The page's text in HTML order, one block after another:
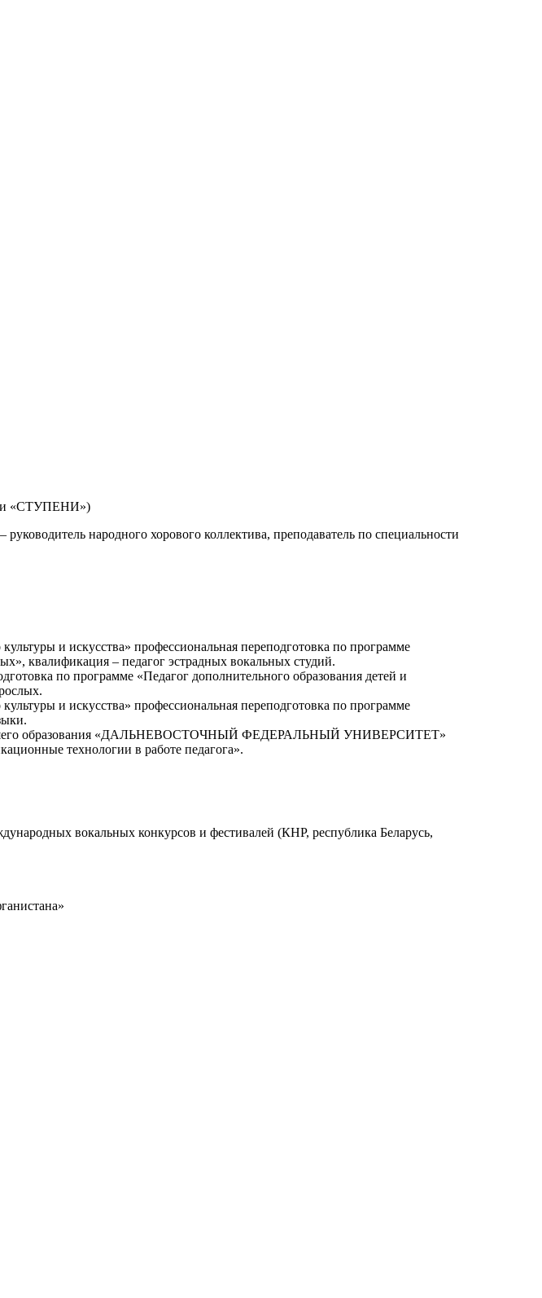
«СТУПЕНИ»)
народного хорового коллектива, преподаватель по специальности
и искусства» профессиональная переподготовка по программе
квалификация – педагог эстрадных вокальных студий.
по программе «Педагог дополнительного образования детей и
и искусства» профессиональная переподготовка по программе
высшего образования «ДАЛЬНЕВОСТОЧНЫЙ ФЕДЕРАЛЬНЫЙ УНИВЕРСИТЕТ»
технологии в работе педагога».
вокальных конкурсов и фестивалей (КНР, республика Беларусь,